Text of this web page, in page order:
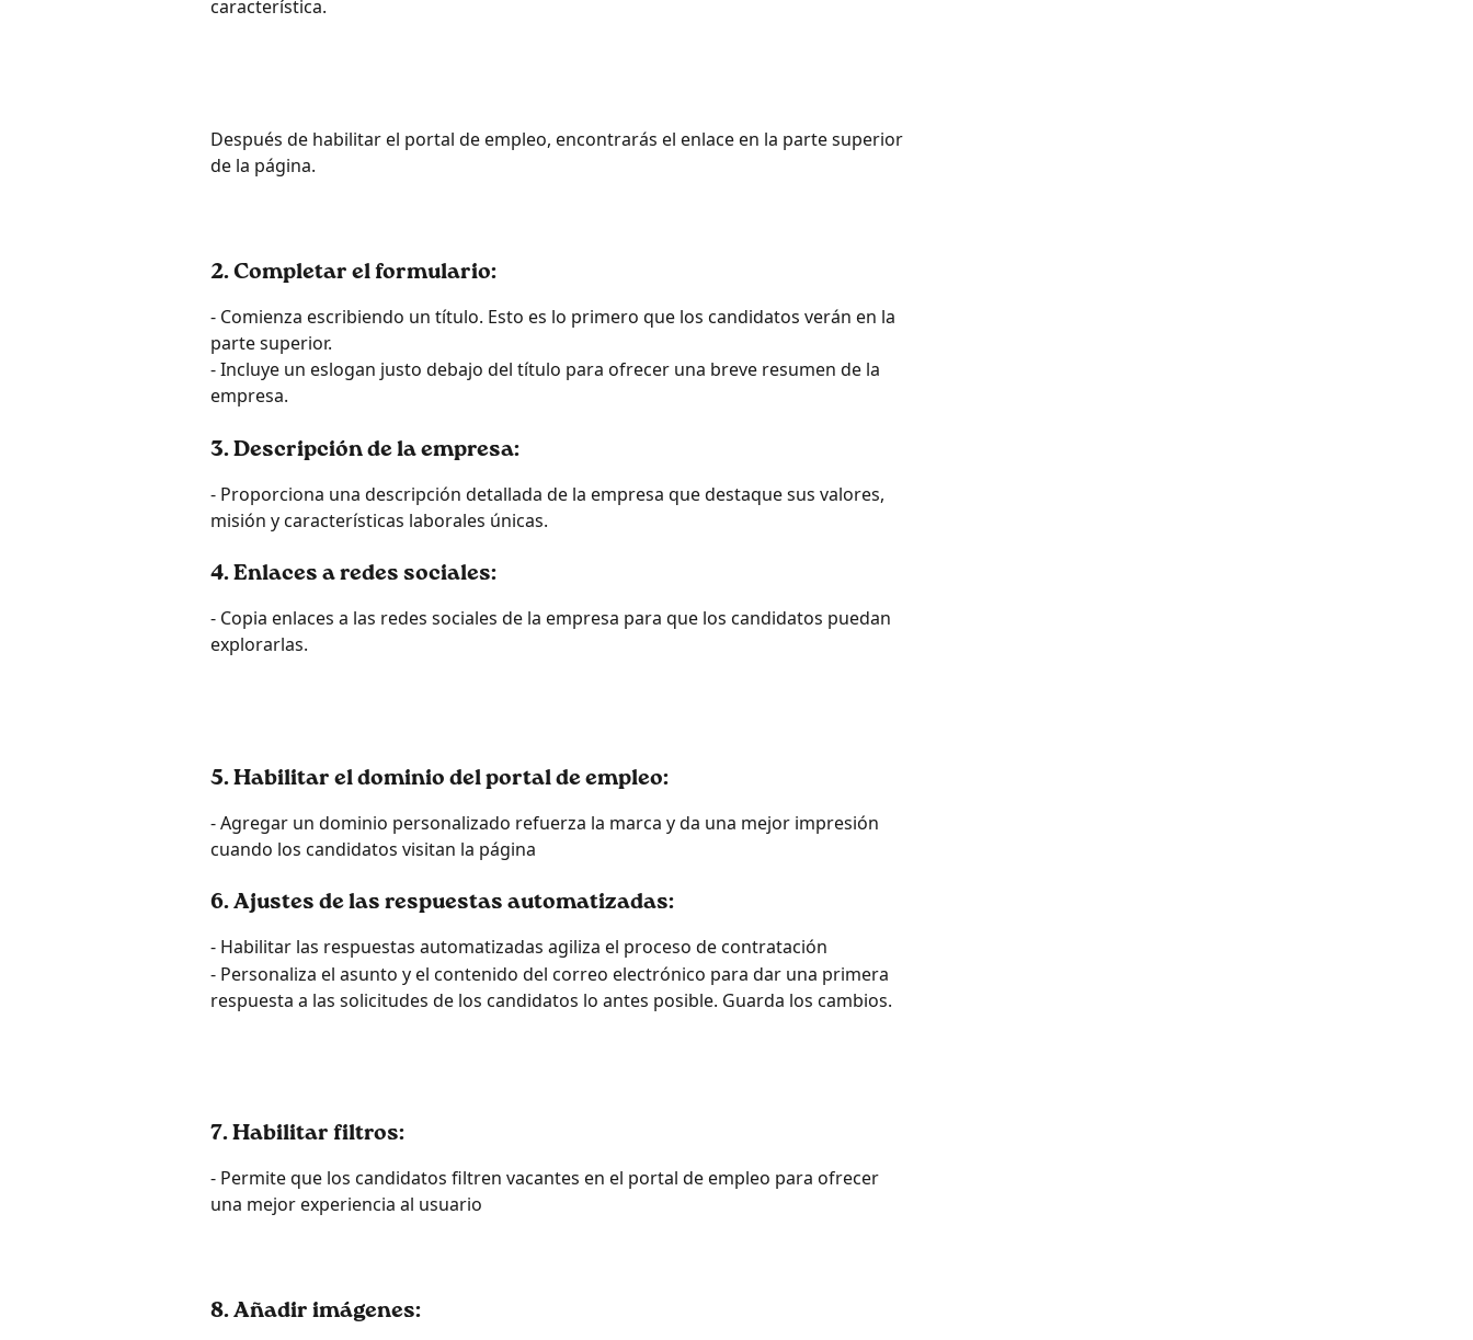
característica.
Después de habilitar el portal de empleo, encontrarás el enlace en la parte superior
de la página.
2. Completar el formulario:
- Comienza escribiendo un título. Esto es lo primero que los candidatos verán en la
parte superior.
- Incluye un eslogan justo debajo del título para ofrecer una breve resumen de la
empresa.
3. Descripción de la empresa:
- Proporciona una descripción detallada de la empresa que destaque sus valores,
misión y características laborales únicas.
4. Enlaces a redes sociales:
- Copia enlaces a las redes sociales de la empresa para que los candidatos puedan
explorarlas.
5. Habilitar el dominio del portal de empleo:
- Agregar un dominio personalizado refuerza la marca y da una mejor impresión
cuando los candidatos visitan la página
6. Ajustes de las respuestas automatizadas:
- Habilitar las respuestas automatizadas agiliza el proceso de contratación
- Personaliza el asunto y el contenido del correo electrónico para dar una primera
respuesta a las solicitudes de los candidatos lo antes posible. Guarda los cambios.
7. Habilitar filtros:
- Permite que los candidatos filtren vacantes en el portal de empleo para ofrecer
una mejor experiencia al usuario
8. Añadir imágenes: